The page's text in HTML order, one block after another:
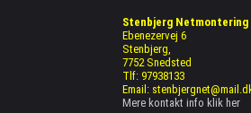
Stenbjerg Netmontering
Ebenezervej 6
Stenbjerg,
7752 Snedsted
Tlf: 97938133
Email:
Mere kontakt info klik her